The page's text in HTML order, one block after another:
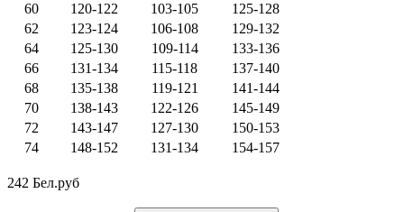
60
120-122 103-105
125-128
62
123-124 106-108
129-132
64
125-130 109-114
133-136
66
131-134 115-118
137-140
68
135-138 119-121
141-144
70
138-143 122-126
145-149
72
143-147 127-130
150-153
74
148-152 131-134 154-157
242 Бел.руб